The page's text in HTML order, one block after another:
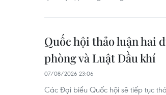
Quốc hội thảo luận hai
phòng và Luật Dầu khí
07/08/2026 23:06
Các Đại biểu Quốc hội sẽ tiếp tục